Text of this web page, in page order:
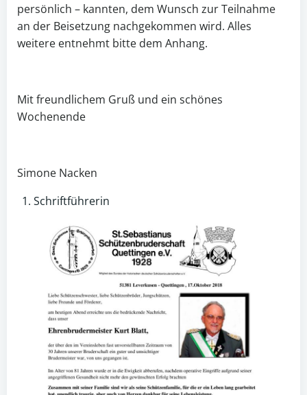
persönlich – kannten, dem Wunsch zur Teilnahme
an der Beisetzung nachgekommen wird. Alles
weitere entnehmt bitte dem Anhang.
Mit freundlichem Gruß und ein schönes
Wochenende
Simone Nacken
Schriftführerin